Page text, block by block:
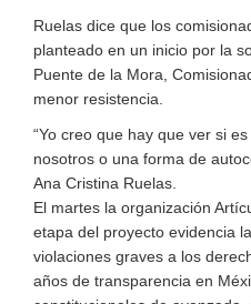
Ruelas dice que los
planteado en un inicio por la
Puente de la Mora,
menor resistencia.
“Yo creo que hay que ver si
nosotros o una forma de
Ana Cristina Ruelas.
El martes la organización
etapa del proyecto evidencia
violaciones graves a los
años de transparencia en